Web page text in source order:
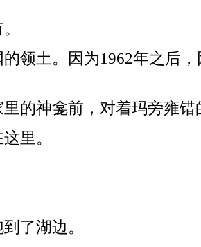
领土。因为1962年之后
的神龛前，对着玛旁雍错
里。
了湖边。